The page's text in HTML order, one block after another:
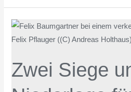
Zwei Siege
Zwei
Siege
eine
Niederlage